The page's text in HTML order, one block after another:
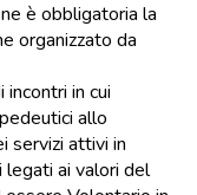
è obbligatoria la
organizzato da
incontri in cui
allo
servizi attivi in
legati ai valori del